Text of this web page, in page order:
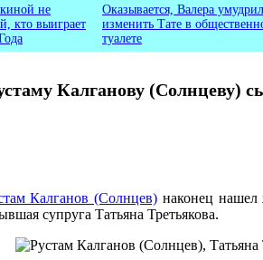
Калганову (Солнцеву)
не
кто выиграет
Оказывается, Валера
изменить Тате в
туалете
Калганов (Солнцев) наконец нашел
супруга Татьяна Третьякова.